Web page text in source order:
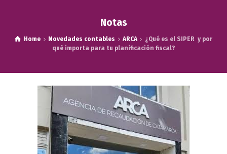
Notas
Home Novedades contables ARCA
¿Qué es el SIPER y por
qué importa para tu planificación fiscal?